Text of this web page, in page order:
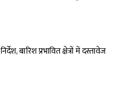
बारिश प्रभावित क्षेत्रों में दस्तावेज